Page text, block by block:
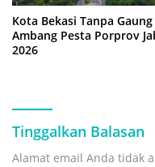
Kota Bekasi Tanpa
Ambang Pesta Porprov
2026
Tinggalkan Balasan
Alamat email Anda tidak